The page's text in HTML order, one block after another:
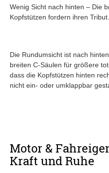
Wenig Sicht nach hinten – Die
Kopfstützen fordern ihren Tribut.
Die Rundumsicht ist nach
breiten C-Säulen für größere
dass die Kopfstützen hinten
nicht ein- oder umklappbar
Motor &
Kraft und Ruhe